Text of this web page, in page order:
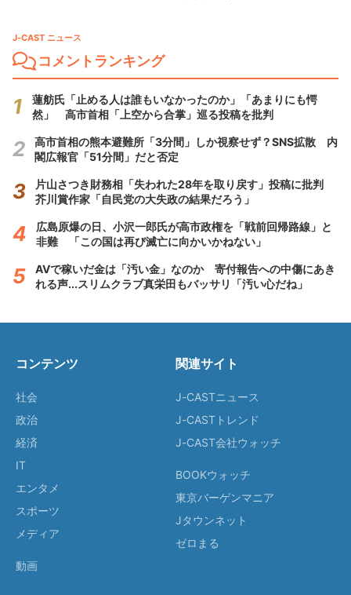
J-CAST ニュース
コメントランキング
蓮舫氏「止める人は誰もいなかったのか」「あまりにも愕
然」 高市首相「上空から合掌」巡る投稿を批判
高市首相の熊本避難所「3分間」しか視察せず？SNS拡散 内
閣広報官「51分間」だと否定
片山さつき財務相「失われた28年を取り戻す」投稿に批判
芥川賞作家「自民党の大失政の結果だろう」
広島原爆の日、小沢一郎氏が高市政権を「戦前回帰路線」と
非難 「この国は再び滅亡に向かいかねない」
AVで稼いだ金は「汚い金」なのか 寄付報告への中傷にあき
れる声...スリムクラブ真栄田もバッサリ「汚い心だね」
コンテンツ
社会
政治
経済
IT
エンタメ
スポーツ
メディア
動画
関連サイト
J-CASTニュース
J-CASTトレンド
J-CAST会社ウォッチ
BOOKウォッチ
東京バーゲンマニア
Jタウンネット
ゼロまる